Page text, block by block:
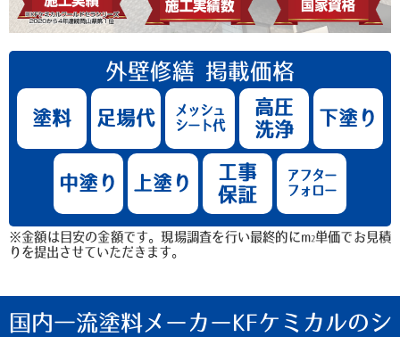
外壁修繕 掲載価格
塗料 足場代
メッシュ
シート代
高圧
洗浄
下塗り
中塗り 上塗り
工事
保証
アフター
フォロー
※金額は目安の金額です。現場調査を行い最終的にm2単価でお見積
りを提出させていただきます。
国内一流塗料メーカーKFケミカルのシ